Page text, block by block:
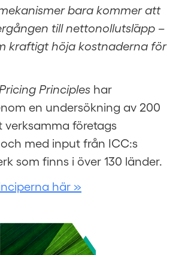
bara kommer att
till nettonollutsläpp –
kraftigt höja kostnaderna för
Principles har
en undersökning av 200
verksamma företags
med input från ICC:s
som finns i över 130 länder.
här »